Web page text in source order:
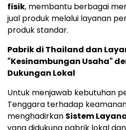
fisik, membantu berbagai
jual produk melalui layanan
produk standar.
Pabrik di Thailand dan
"Kesinambungan Usaha"
Dukungan Lokal
Untuk menjawab kebutuhan
Tenggara terhadap
menghadirkan Sistem